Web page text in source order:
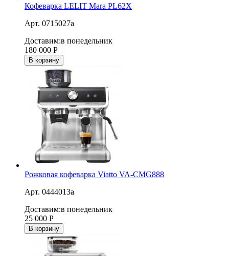
Кофеварка LELIT Mara PL62X
Арт. 0715027a
Доставим:в понедельник
180 000 Р
В корзину
Рожковая кофеварка Viatto VA-CMG888
Арт. 0444013a
Доставим:в понедельник
25 000 Р
В корзину